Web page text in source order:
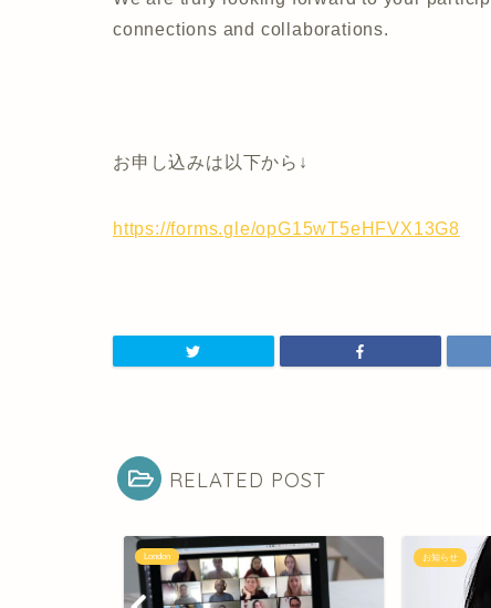
connections and collaborations.
お申し込みは以下から↓
https://forms.gle/opG15wT5eHFVX13G8
RELATED POST
お知らせ お知らせ